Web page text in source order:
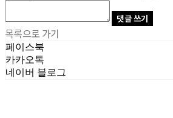
댓글 쓰기
목록으로 가기
페이스북
카카오톡
네이버 블로그